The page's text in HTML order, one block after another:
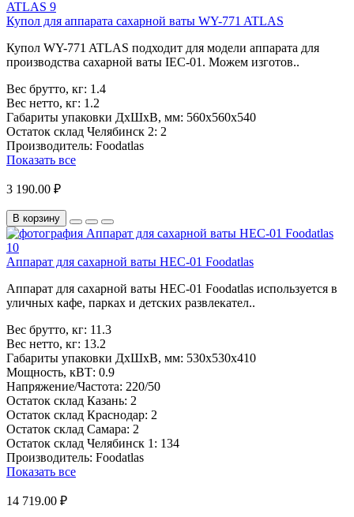
Купол для аппарата сахарной ваты WY-771 ATLAS
Купол WY-771 ATLAS подходит для модели аппарата для
производства сахарной ваты IEC-01. Можем изготов..
Вес брутто, кг: 1.4
Вес нетто, кг: 1.2
Габариты упаковки ДхШхВ, мм: 560x560x540
Остаток склад Челябинск 2: 2
Производитель: Foodatlas
Показать все
3 190.00 ₽
В корзину
Аппарат для сахарной ваты HEC-01 Foodatlas
Аппарат для сахарной ваты HEC-01 Foodatlas используется в
уличных кафе, парках и детских развлекател..
Вес брутто, кг: 11.3
Вес нетто, кг: 13.2
Габариты упаковки ДхШхВ, мм: 530x530x410
Мощность, кВТ: 0.9
Напряжение/Частота: 220/50
Остаток склад Казань: 2
Остаток склад Краснодар: 2
Остаток склад Самара: 2
Остаток склад Челябинск 1: 134
Производитель: Foodatlas
Показать все
14 719.00 ₽